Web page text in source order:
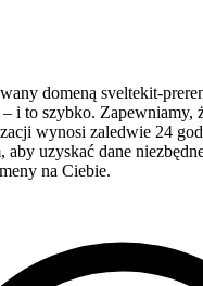
domeną sveltekit-
i to szybko. Zapewniamy,
wynosi zaledwie 24
aby uzyskać dane
na Ciebie.